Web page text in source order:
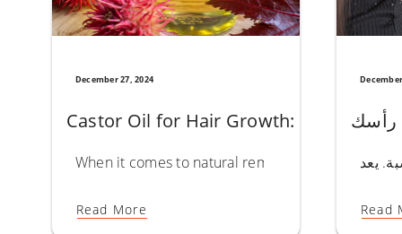
December 27, 2024
Castor Oil for Hair Growth: Unlock
When it comes to natural remedies for hair
Read More Read